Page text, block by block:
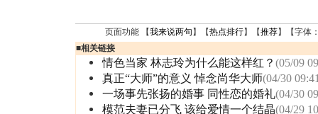
页面功能 【我来说两句 】【热点排行】【推荐】【字体
■相关链接
情色当家 林志玲为什么能这样红？ (05/09
真正“大师”的意义 悼念尚华大师(04/30
一场事先张扬的婚事 同性恋的婚礼(04/30
模范夫妻已分飞 该给爱情一个结晶(04/29